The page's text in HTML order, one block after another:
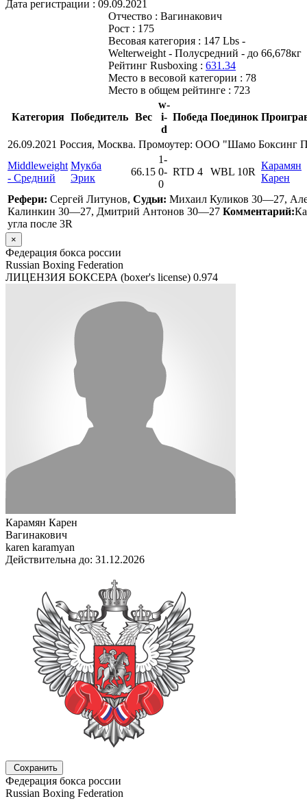
Дата регистрации : 09.09.2021
Отчество : Вагинакович
Рост : 175
Весовая категория : 147 Lbs -
Welterweight - Полусредний - до 66,678кг
Рейтинг Rusboxing : 631.34
Место в весовой категории : 78
Место в общем рейтинге : 723
Категория Победитель Вес
w-
i-
d
Победа Поединок
26.09.2021 Россия, Москва. Промоутер: ООО "Шамо Боксинг
Middleweight
- Средний
Мукба
Эрик
66.15
1-
0-
0
RTD 4 WBL 10R
Карамян
Карен
Рефери: Сергей Литунов, Судьи: Михаил Куликов 30—27,
Калинкин 30—27, Дмитрий Антонов 30—27 Комментарий:
угла после 3R
×
Федерация бокса россии
Russian Boxing Federation
ЛИЦЕНЗИЯ БОКСЕРА (boxer's license) 0.974
Карамян Карен
Вагинакович
karen karamyan
Действительна до: 31.12.2026
Сохранить
Федерация бокса россии
Russian Boxing Federation